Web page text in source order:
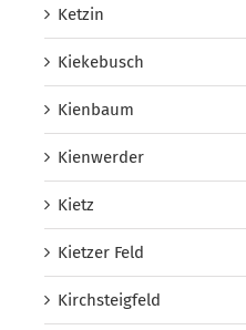
Ketzin
Kiekebusch
Kienbaum
Kienwerder
Kietz
Kietzer Feld
Kirchsteigfeld